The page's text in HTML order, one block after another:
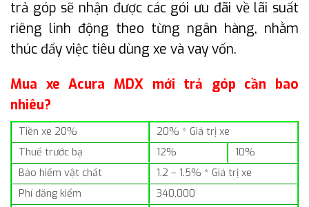
trả góp sẽ nhận được các gói ưu đãi về lãi suất
riêng linh động theo từng ngân hàng, nhằm
thúc đẩy việc tiêu dùng xe và vay vốn.
Mua xe Acura MDX mới trả góp cần bao
nhiêu?
Tiền xe 20%
20% * Giá trị xe
Thuế trước bạ
12%
10%
Bảo hiểm vật chất
1.2 – 1.5% * Giá trị xe
Phí đăng kiểm
340,000